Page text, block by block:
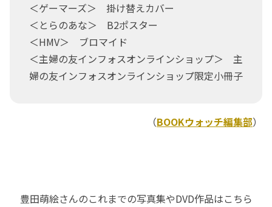
＜ゲーマーズ＞ 掛け替えカバー
＜とらのあな＞ B2ポスター
＜HMV＞ ブロマイド
＜主婦の友インフォスオンラインショップ＞ 主
婦の友インフォスオンラインショップ限定小冊子
（BOOKウォッチ編集部）
豊田萌絵さんのこれまでの写真集やDVD作品はこちら